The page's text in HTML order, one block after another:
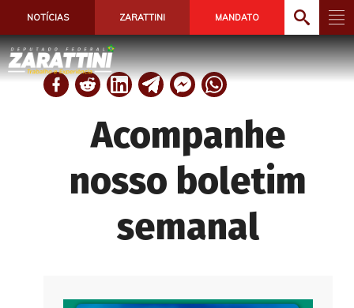
NOTÍCIAS ZARATTINI MANDATO
Acompanhe
nosso boletim
semanal